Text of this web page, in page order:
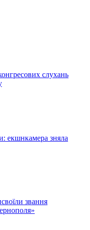
слухань
екшнкамера зняла
звання